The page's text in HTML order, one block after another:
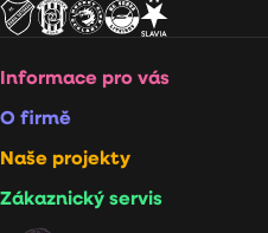
Informace pro vás
O firmě
Naše projekty
Zákaznický servis